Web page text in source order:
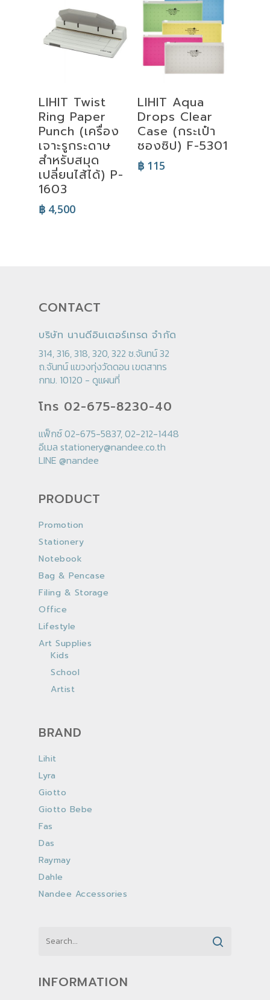
Add To Cart
LIHIT Twist
Ring Paper
Punch (เครื่อง
เจาะรูกระดาษ
สำหรับสมุด
เปลี่ยนไส้ได้) P-
1603
฿ 4,500
Select
Options
LIHIT Aqua
Drops Clear
Case (กระเป๋า
ซองซิป) F-5301
฿115
CONTACT
บริษัท นานดีอินเตอร์เทรด จำกัด
314, 316, 318, 320, 322 ซ.จันทน์ 32
ถ.จันทน์ แขวงทุ่งวัดดอน เขตสาทร
กทม. 10120 - ดูแผนที่
โทร 02-675-8230-40
แฟ็กซ์ 02-675-5837, 02-212-1448
อีเมล stationery@nandee.co.th
LINE @nandee
PRODUCT
Promotion
Stationery
Notebook
Bag & Pencase
Filing & Storage
Office
Lifestyle
Art Supplies
Kids
School
Artist
BRAND
Lihit
Lyra
Giotto
Giotto Bebe
Fas
Das
Raymay
Dahle
Nandee Accessories
INFORMATION